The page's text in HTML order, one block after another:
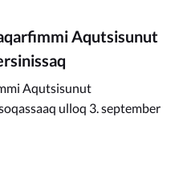
Aqutsisunut
Aqutsisunut
ulloq 3. september